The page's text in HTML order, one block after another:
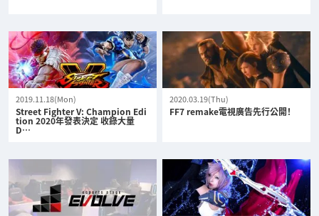
2019.11.18(Mon)
Street Fighter V: Champion Edi
tion 2020年發表決定 收錄大量
D…
2020.03.19(Thu)
FF7 remake電視廣告先行公開！